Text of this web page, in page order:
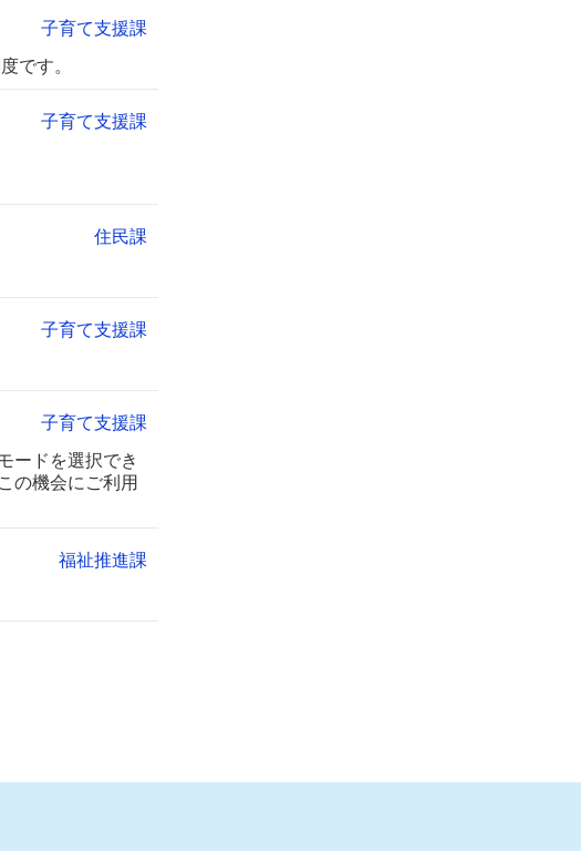
子育て支援課
です。
子育て支援課
住民課
子育て支援課
子育て支援課
ードを選択でき
の機会にご利用
福祉推進課